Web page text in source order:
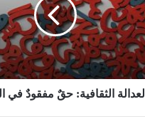
العدالة الثقافية: حقٌ مفقودٌ في